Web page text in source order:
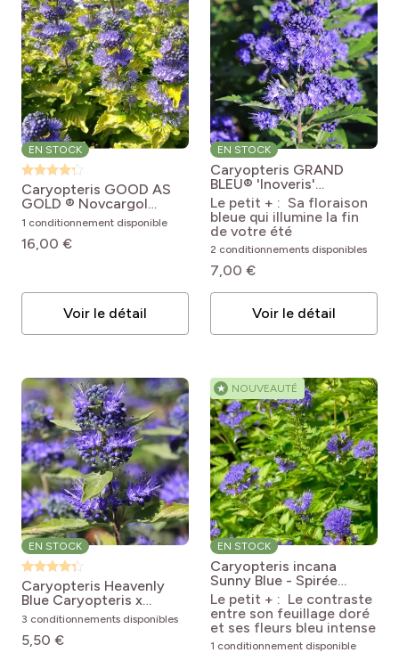
EN STOCK
Caryopteris GOOD AS
GOLD ® Novcargol
Caryopteris
clandonensis Good as
Gold ® Novacargol
1 conditionnement disponible
16,00 €
Voir le détail
EN STOCK
Caryopteris GRAND
BLEU® 'Inoveris'
Caryopteris x
clandonensis Grand
Bleu®
Le petit + : Sa floraison
bleue qui illumine la fin
de votre été
2 conditionnements disponibles
7,00 €
Voir le détail
EN STOCK
Caryopteris Heavenly
Blue Caryopteris x
clandonensis Heavenly
Blue
3 conditionnements disponibles
5,50 €
★ NOUVEAUTÉ
EN STOCK
Caryopteris incana
Sunny Blue - Spirée
bleue, Barbe bleue
Caryopteris incana
SMNCVH (Sunny Blue® II)
Le petit + : Le contraste
entre son feuillage doré
et ses fleurs bleu intense
1 conditionnement disponible